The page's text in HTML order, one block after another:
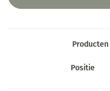
Producten
Sorteer op: